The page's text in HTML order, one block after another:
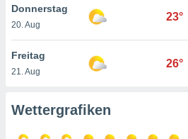
und
Sie
Donnerstag
20. Aug
23°
Freitag
21. Aug
26°
Wettergrafiken